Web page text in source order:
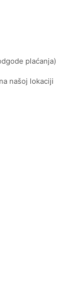
plaćanja)
našoj lokaciji